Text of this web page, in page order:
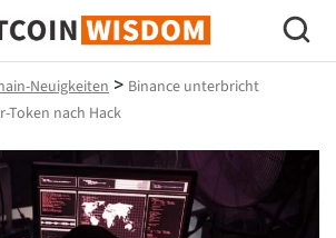
Bitcoin-Weisheit
Neuigkeiten > Binance unterbricht
Token nach Hack